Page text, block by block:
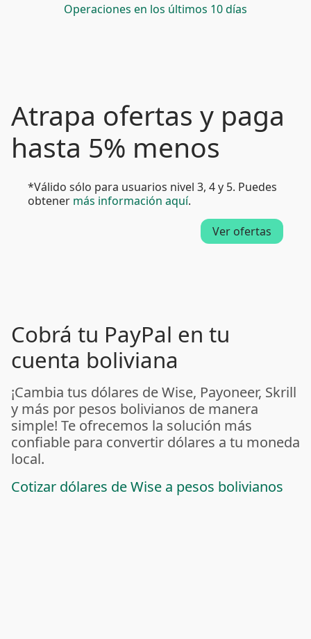
Operaciones en los últimos 10 días
Atrapa ofertas y paga
hasta 5% menos
*Válido sólo para usuarios nivel 3, 4 y 5. Puedes
obtener más información aquí.
Ver ofertas
Cobrá tu PayPal en tu
cuenta boliviana
¡Cambia tus dólares de Wise, Payoneer, Skrill
y más por pesos bolivianos de manera
simple! Te ofrecemos la solución más
confiable para convertir dólares a tu moneda
local.
Cotizar dólares de Wise a pesos bolivianos